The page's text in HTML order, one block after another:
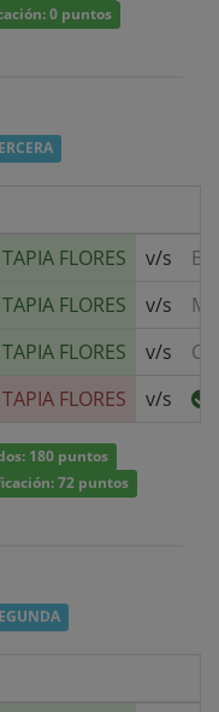
0 puntos
FLORES v/s
FLORES v/s
FLORES v/s
FLORES v/s
180 puntos
72 puntos